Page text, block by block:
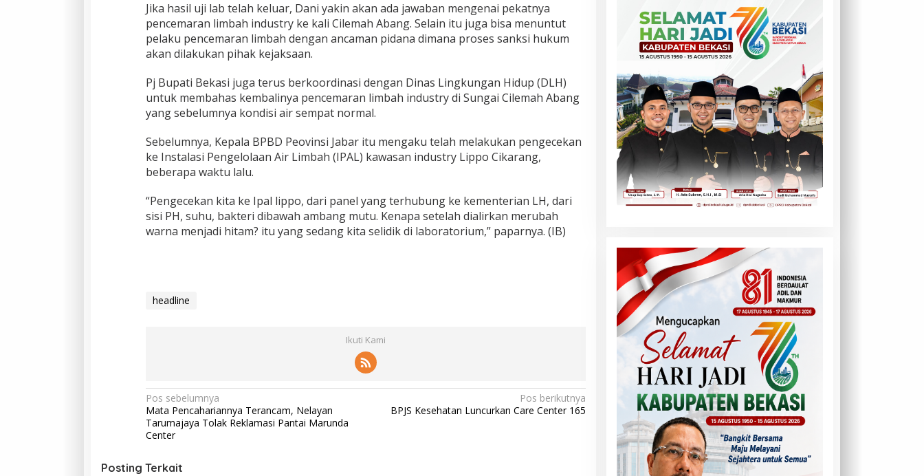
Jika hasil uji lab telah keluar, Dani yakin akan ada jawaban mengenai pekatnya
pencemaran limbah industry ke kali Cilemah Abang. Selain itu juga bisa menuntut
pelaku pencemaran limbah dengan ancaman pidana dimana proses sanksi hukum
akan dilakukan pihak kejaksaan.
Pj Bupati Bekasi juga terus berkoordinasi dengan Dinas Lingkungan Hidup (DLH)
untuk membahas kembalinya pencemaran limbah industry di Sungai Cilemah Abang
yang sebelumnya kondisi air sempat normal.
Sebelumnya, Kepala BPBD Peovinsi Jabar itu mengaku telah melakukan pengecekan
ke Instalasi Pengelolaan Air Limbah (IPAL) kawasan industry Lippo Cikarang,
beberapa waktu lalu.
“Pengecekan kita ke Ipal lippo, dari panel yang terhubung ke kementerian LH, dari
sisi PH, suhu, bakteri dibawah ambang mutu. Kenapa setelah dialirkan merubah
warna menjadi hitam? itu yang sedang kita selidik di laboratorium,” paparnya. (IB)
headline
Ikuti Kami
Pos sebelumnya
Mata Pencahariannya Terancam, Nelayan
Tarumajaya Tolak Reklamasi Pantai Marunda
Center
Pos berikutnya
BPJS Kesehatan Luncurkan Care Center 165
Posting Terkait